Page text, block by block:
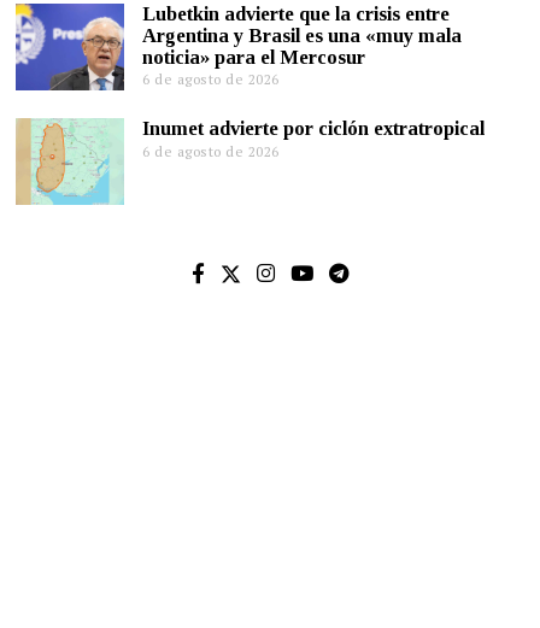
Lubetkin advierte que la crisis entre
Argentina y Brasil es una «muy mala
noticia» para el Mercosur
6 de agosto de 2026
Inumet advierte por ciclón extratropical
6 de agosto de 2026